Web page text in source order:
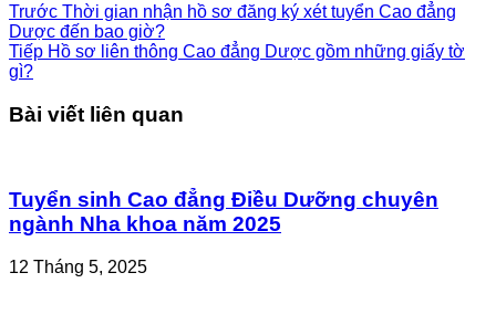
Trước Thời gian nhận hồ sơ đăng ký xét tuyển Cao đẳng
Dược đến bao giờ?
Tiếp Hồ sơ liên thông Cao đẳng Dược gồm những giấy tờ
gì?
Bài viết liên quan
Tuyển sinh Cao đẳng Điều Dưỡng chuyên
ngành Nha khoa năm 2025
12 Tháng 5, 2025